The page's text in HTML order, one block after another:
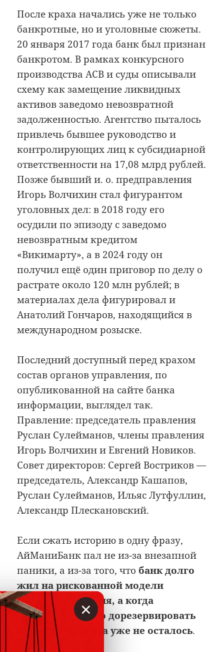
После краха начались уже не только
банкротные, но и уголовные сюжеты.
20 января 2017 года банк был признан
банкротом. В рамках конкурсного
производства АСВ и суды описывали
схему как замещение ликвидных
активов заведомо невозвратной
задолженностью. Агентство пыталось
привлечь бывшее руководство и
контролирующих лиц к субсидиарной
ответственности на 17,08 млрд рублей.
Позже бывший и. о. предправления
Игорь Волчихин стал фигурантом
уголовных дел: в 2018 году его
осудили по эпизоду с заведомо
невозвратным кредитом
«Викимарту», а в 2024 году он
получил ещё один приговор по делу о
растрате около 120 млн рублей; в
материалах дела фигурировал и
Анатолий Гончаров, находящийся в
международном розыске.
Последний доступный перед крахом
состав органов управления, по
опубликованной на сайте банка
информации, выглядел так.
Правление: председатель правления
Руслан Сулейманов, члены правления
Игорь Волчихин и Евгений Новиков.
Совет директоров: Сергей Востриков —
председатель, Александр Кашапов,
Руслан Сулейманов, Ильяс Лутфуллин,
Александр Плескановский.
Если сжать историю в одну фразу,
АйМаниБанк пал не из-за внезапной
паники, а из-за того, что банк долго
жил на рискованной модели
автокредитования, а когда
пришлось честно дорезервировать
активы, капитала уже не осталось.
×